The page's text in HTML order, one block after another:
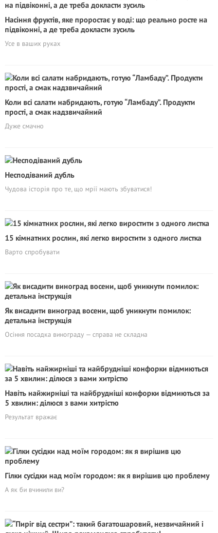
Насіння фруктів, яке проростає у воді: що реально росте на
підвіконні, а де треба докласти зусиль
Усе в ваших руках
Коли всі салати набридають, готую “Ламбаду”. Продукти
прості, а смак надзвичайний
Дуже смачно
Несподіваний дубль
Чудова історія про те, що мрії мають збуватися!
15 кімнатних рослин, які легко виростити з одного листка
Варто спробувати
Як висадити виноград восени, щоб уникнути помилок:
детальна інструкція
Осіння посадка винограду — справа не складна
Навіть найжирніші та найбрудніші конфорки відмиються за
5 хвилин: ділюся з вами хитрістю
Результат вражає
Гілки сусідки над моїм городом: як я вирішив цю проблему
А як би вчинили ви?